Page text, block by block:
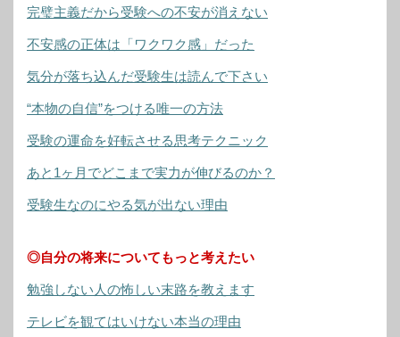
完璧主義だから受験への不安が消えない
不安感の正体は「ワクワク感」だった
気分が落ち込んだ受験生は読んで下さい
“本物の自信”をつける唯一の方法
受験の運命を好転させる思考テクニック
あと1ヶ月でどこまで実力が伸びるのか？
受験生なのにやる気が出ない理由
◎自分の将来についてもっと考えたい
勉強しない人の怖しい末路を教えます
テレビを観てはいけない本当の理由